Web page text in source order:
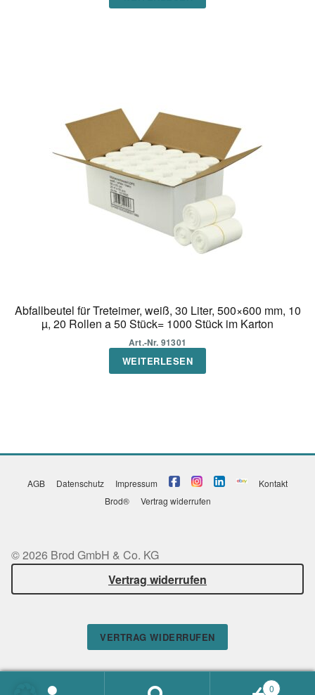
Abfallbeutel für Treteimer, weiß, 30 Liter, 500×600 mm, 10
µ, 20 Rollen a 50 Stück= 1000 Stück im Karton
Art.-Nr. 91301
WEITERLESEN
AGB Datenschutz Impressum
Kontakt
Brod®
Vertrag widerrufen
© 2026 Brod GmbH & Co. KG
Vertrag widerrufen
VERTRAG WIDERRUFEN
0